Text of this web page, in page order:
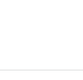
está
en las cuatro
de ellos. Para